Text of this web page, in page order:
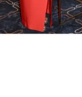
und Analysen
Informationen
die Sie